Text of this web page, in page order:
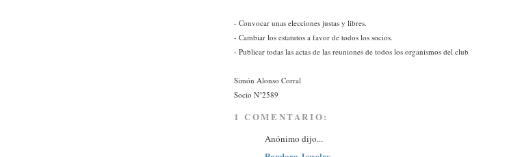
- Convocar unas elecciones justas y libres.
- Cambiar los estatutos a favor de todos los socios.
- Publicar todas las actas de las reuniones de todos los organismos del club
Simón Alonso Corral
Socio N°2589
1 COMENTARIO:
Anónimo dijo...